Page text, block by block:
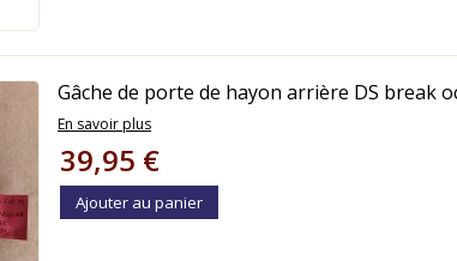
Gâche de porte de hayon arrière DS break
En savoir plus
39,95 €
Ajouter au panier